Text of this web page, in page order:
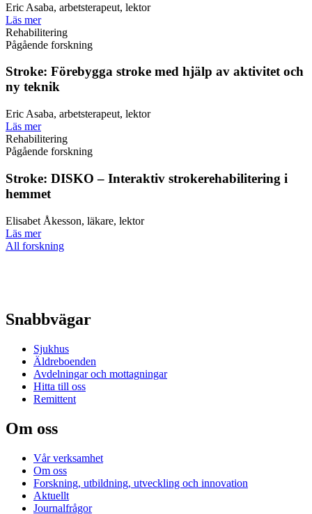
Eric Asaba, arbetsterapeut, lektor
Läs mer
Rehabilitering
Pågående forskning
Stroke: Förebygga stroke med hjälp av aktivitet och
ny teknik
Eric Asaba, arbetsterapeut, lektor
Läs mer
Rehabilitering
Pågående forskning
Stroke: DISKO – Interaktiv strokerehabilitering i
hemmet
Elisabet Åkesson, läkare, lektor
Läs mer
All forskning
Snabbvägar
Sjukhus
Äldreboenden
Avdelningar och mottagningar
Hitta till oss
Remittent
Om oss
Vår verksamhet
Om oss
Forskning, utbildning, utveckling och innovation
Aktuellt
Journalfrågor